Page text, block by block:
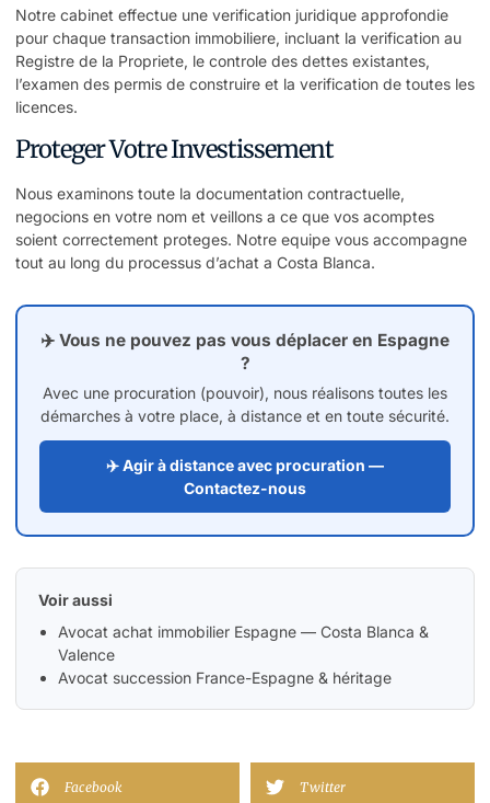
Notre cabinet effectue une verification juridique approfondie
pour chaque transaction immobiliere, incluant la verification au
Registre de la Propriete, le controle des dettes existantes,
l’examen des permis de construire et la verification de toutes les
licences.
Proteger Votre Investissement
Nous examinons toute la documentation contractuelle,
negocions en votre nom et veillons a ce que vos acomptes
soient correctement proteges. Notre equipe vous accompagne
tout au long du processus d’achat a Costa Blanca.
✈️ Vous ne pouvez pas vous déplacer en Espagne
?
Avec une procuration (pouvoir), nous réalisons toutes les
démarches à votre place, à distance et en toute sécurité.
✈️ Agir à distance avec procuration —
Contactez-nous
Voir aussi
Avocat achat immobilier Espagne — Costa Blanca &
Valence
Avocat succession France-Espagne & héritage
Facebook Twitter